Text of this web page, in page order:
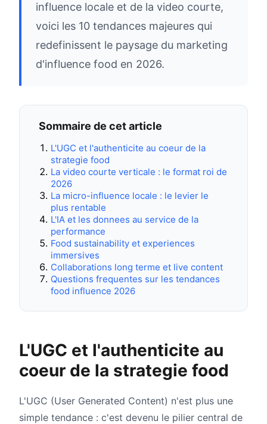
influence locale et de la video courte,
voici les 10 tendances majeures qui
redefinissent le paysage du marketing
d'influence food en 2026.
Sommaire de cet article
L'UGC et l'authenticite au coeur de la
strategie food
La video courte verticale : le format roi de
2026
La micro-influence locale : le levier le
plus rentable
L'IA et les donnees au service de la
performance
Food sustainability et experiences
immersives
Collaborations long terme et live content
Questions frequentes sur les tendances
food influence 2026
L'UGC et l'authenticite au
coeur de la strategie food
L'UGC (User Generated Content) n'est plus une
simple tendance : c'est devenu le pilier central de